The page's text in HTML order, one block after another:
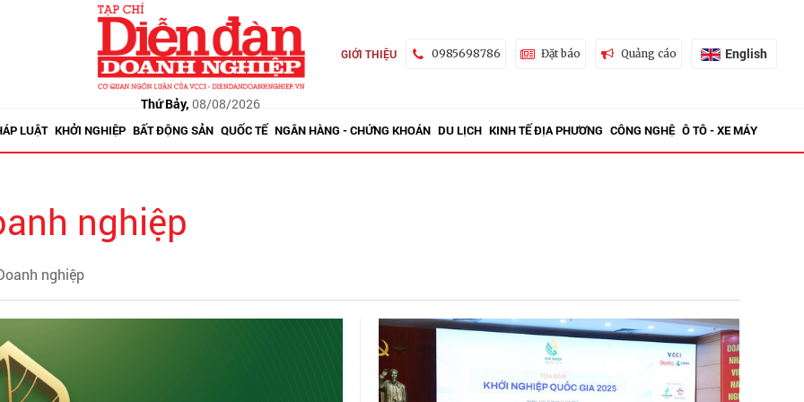
Thứ Bảy, 08/08/2026
GIỚI THIỆU 0985698786 Đặt báo Quảng cáo English
LUẬT KHỞI NGHIỆP BẤT ĐỘNG SẢN QUỐC TẾ NGÂN HÀNG - CHỨNG KHOÁN DU LỊCH KINH TẾ ĐỊA PHƯƠNG CÔNG NGHỆ Ô TÔ - XE MÁY
nghiệp
nghiệp